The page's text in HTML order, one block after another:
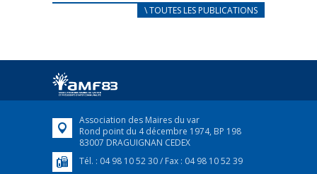
CARNET D’ACCUEIL
Afin d’accompagner au mieux les réfugiés
FEUILLETER
\ TOUTES LES PUBLICATIONS
Association des Maires du var
Rond point du 4 décembre 1974, BP 198
83007 DRAGUIGNAN CEDEX
Tél. : 04 98 10 52 30 / Fax : 04 98 10 52 39